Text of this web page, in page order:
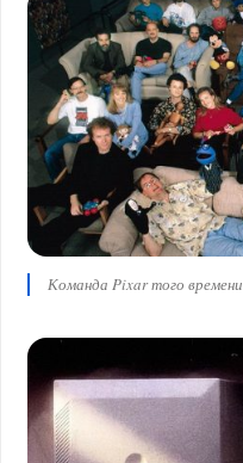
Команда Pixar того времени